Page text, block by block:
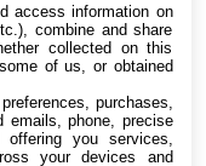
par inwink sont le
les
tous les champs
et qui
à un
access information on
combine and share
collected on this
of us, or obtained
purchases,
emails, phone, precise
you services,
your devices and